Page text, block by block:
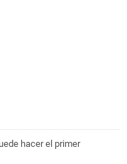
hacer el primer